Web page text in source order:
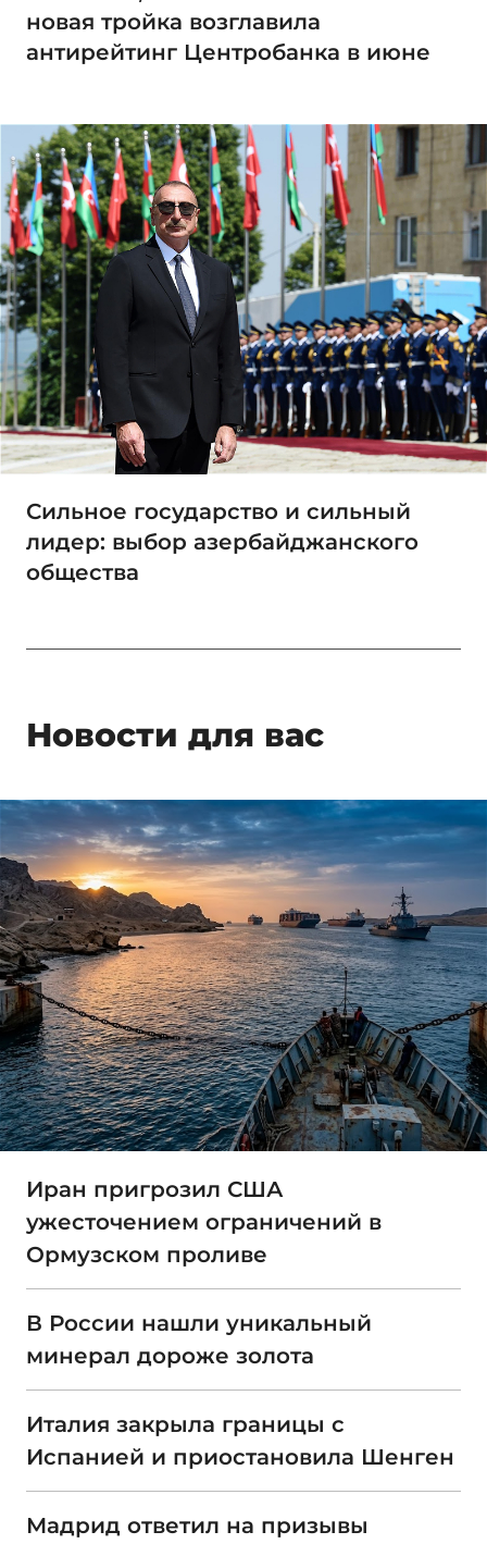
новая тройка возглавила
антирейтинг Центробанка в июне
Сильное государство и сильный
лидер: выбор азербайджанского
общества
Новости для вас
Иран пригрозил США
ужесточением ограничений в
Ормузском проливе
В России нашли уникальный
минерал дороже золота
Италия закрыла границы с
Испанией и приостановила Шенген
Мадрид ответил на призывы